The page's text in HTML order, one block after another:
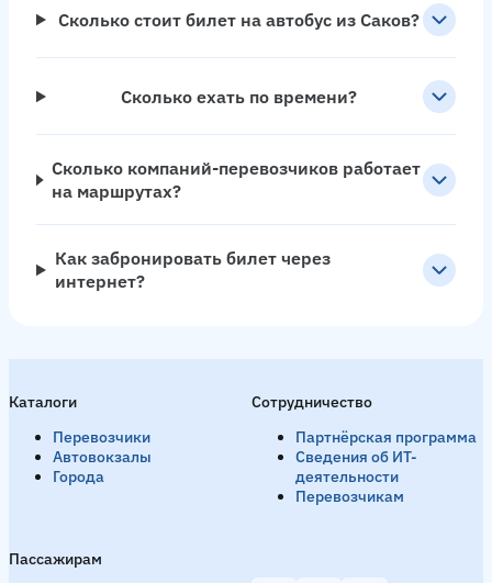
Сколько стоит билет на автобус из Саков?
Сколько ехать по времени?
Сколько компаний-перевозчиков работает
на маршрутах?
Как забронировать билет через
интернет?
Каталоги
Перевозчики
Автовокзалы
Города
Пассажирам
Сотрудничество
Партнёрская программа
Сведения об ИТ-
деятельности
Перевозчикам